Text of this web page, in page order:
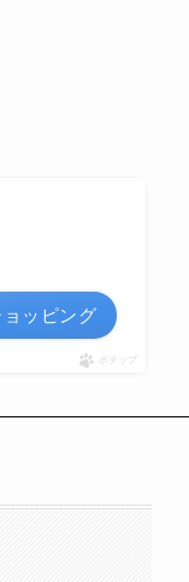
ッピング
ポチップ